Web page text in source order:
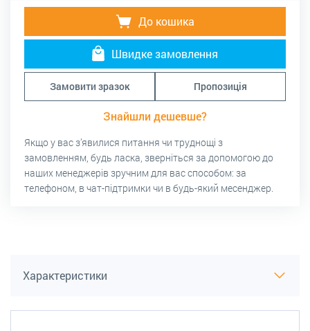
До кошика
Швидке замовлення
Замовити зразок Пропозиція
Знайшли дешевше?
Якщо у вас з’явилися питання чи труднощі з
замовленням, будь ласка, зверніться за допомогою до
наших менеджерів зручним для вас способом: за
телефоном, в чат-підтримки чи в будь-який месенджер.
Характеристики